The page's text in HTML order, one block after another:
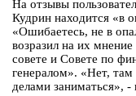
На отзывы
Кудрин находится «в
«Ошибаетесь, не в
возразил на их
совете и Совете по
генералом». «Нет,
делами заниматься»,